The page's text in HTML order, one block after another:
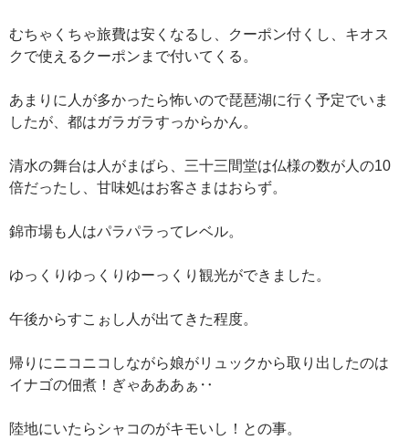
むちゃくちゃ旅費は安くなるし、クーポン付くし、キオス
クで使えるクーポンまで付いてくる。
あまりに人が多かったら怖いので琵琶湖に行く予定でいま
したが、都はガラガラすっからかん。
清水の舞台は人がまばら、三十三間堂は仏様の数が人の10
倍だったし、甘味処はお客さまはおらず。
錦市場も人はパラパラってレベル。
ゆっくりゆっくりゆーっくり観光ができました。
午後からすこぉし人が出てきた程度。
帰りにニコニコしながら娘がリュックから取り出したのは
イナゴの佃煮！ぎゃあああぁ‥
陸地にいたらシャコのがキモいし！との事。